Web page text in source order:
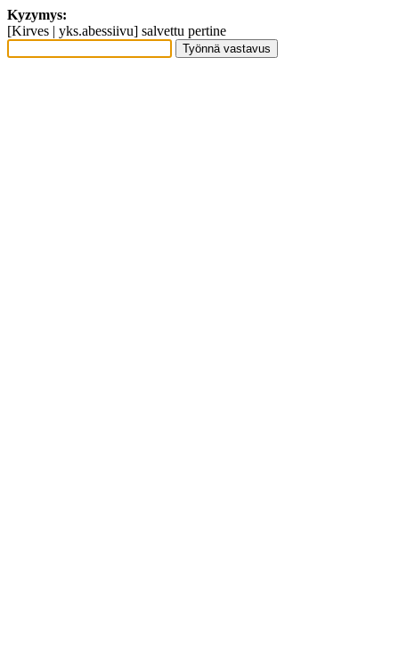
Kyzymys:
[Kirves | yks.abessiivu] salvettu pertine